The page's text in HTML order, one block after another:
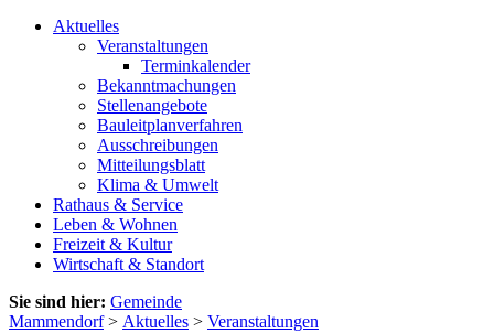
Aktuelles
Veranstaltungen
Terminkalender
Bekanntmachungen
Stellenangebote
Bauleitplanverfahren
Ausschreibungen
Mitteilungsblatt
Klima & Umwelt
Rathaus & Service
Leben & Wohnen
Freizeit & Kultur
Wirtschaft & Standort
Sie sind hier: Gemeinde
Mammendorf> Aktuelles > Veranstaltungen